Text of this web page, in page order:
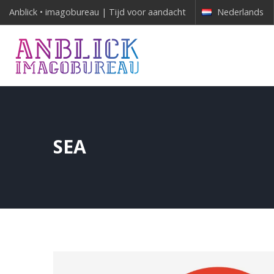
Anblick • imagobureau | Tijd voor aandacht Nederlands
SEA